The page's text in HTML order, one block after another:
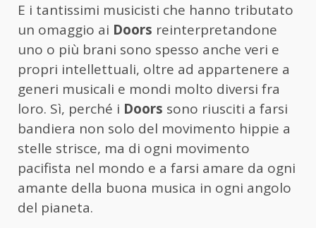
E i tantissimi musicisti che hanno tributato
un omaggio ai Doors reinterpretandone
uno o più brani sono spesso anche veri e
propri intellettuali, oltre ad appartenere a
generi musicali e mondi molto diversi fra
loro. Sì, perché i Doors sono riusciti a farsi
bandiera non solo del movimento hippie a
stelle strisce, ma di ogni movimento
pacifista nel mondo e a farsi amare da ogni
amante della buona musica in ogni angolo
del pianeta.